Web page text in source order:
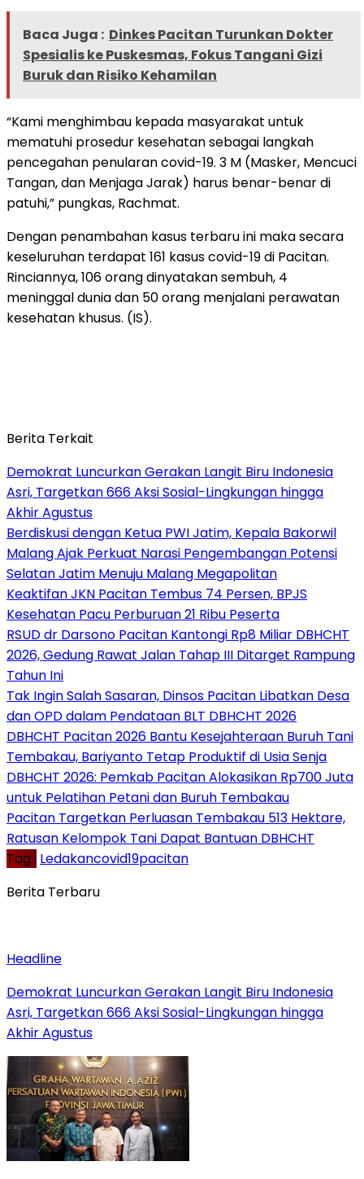
Baca Juga : Dinkes Pacitan Turunkan Dokter
Spesialis ke Puskesmas, Fokus Tangani Gizi
Buruk dan Risiko Kehamilan
“Kami menghimbau kepada masyarakat untuk
mematuhi prosedur kesehatan sebagai langkah
pencegahan penularan covid-19. 3 M (Masker, Mencuci
Tangan, dan Menjaga Jarak) harus benar-benar di
patuhi,” pungkas, Rachmat.
Dengan penambahan kasus terbaru ini maka secara
keseluruhan terdapat 161 kasus covid-19 di Pacitan.
Rinciannya, 106 orang dinyatakan sembuh, 4
meninggal dunia dan 50 orang menjalani perawatan
kesehatan khusus. (IS).
Berita Terkait
Demokrat Luncurkan Gerakan Langit Biru Indonesia
Asri, Targetkan 666 Aksi Sosial-Lingkungan hingga
Akhir Agustus
Berdiskusi dengan Ketua PWI Jatim, Kepala Bakorwil
Malang Ajak Perkuat Narasi Pengembangan Potensi
Selatan Jatim Menuju Malang Megapolitan
Keaktifan JKN Pacitan Tembus 74 Persen, BPJS
Kesehatan Pacu Perburuan 21 Ribu Peserta
RSUD dr Darsono Pacitan Kantongi Rp8 Miliar DBHCHT
2026, Gedung Rawat Jalan Tahap III Ditarget Rampung
Tahun Ini
Tak Ingin Salah Sasaran, Dinsos Pacitan Libatkan Desa
dan OPD dalam Pendataan BLT DBHCHT 2026
DBHCHT Pacitan 2026 Bantu Kesejahteraan Buruh Tani
Tembakau, Bariyanto Tetap Produktif di Usia Senja
DBHCHT 2026: Pemkab Pacitan Alokasikan Rp700 Juta
untuk Pelatihan Petani dan Buruh Tembakau
Pacitan Targetkan Perluasan Tembakau 513 Hektare,
Ratusan Kelompok Tani Dapat Bantuan DBHCHT
Tag : Ledakancovid19pacitan
Berita Terbaru
Headline
Demokrat Luncurkan Gerakan Langit Biru Indonesia
Asri, Targetkan 666 Aksi Sosial-Lingkungan hingga
Akhir Agustus